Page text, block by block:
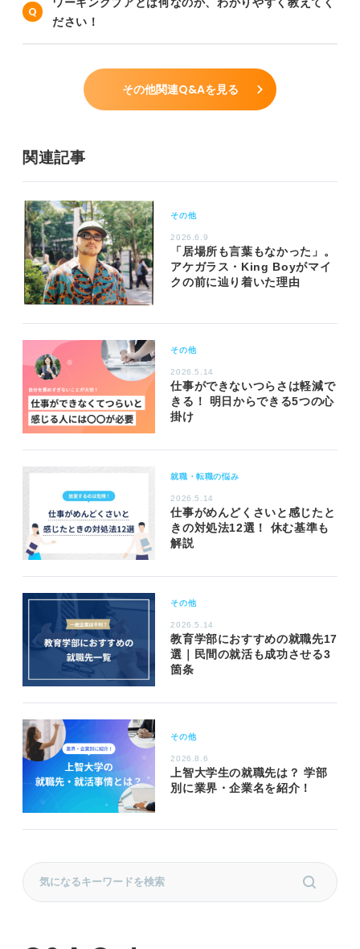
ださい！
その他関連Q&Aを見る
関連記事
その他
2026.6.9
「居場所も言葉もなかった」。
アケガラス・King Boyがマイ
クの前に辿り着いた理由
その他
2026.5.14
仕事ができないつらさは軽減で
きる！ 明日からできる5つの心
掛け
就職・転職の悩み
2026.5.14
仕事がめんどくさいと感じたと
きの対処法12選！ 休む基準も
解説
その他
2026.5.14
教育学部におすすめの就職先17
選｜民間の就活も成功させる3
箇条
その他
2026.8.6
上智大学生の就職先は？ 学部
別に業界・企業名を紹介！